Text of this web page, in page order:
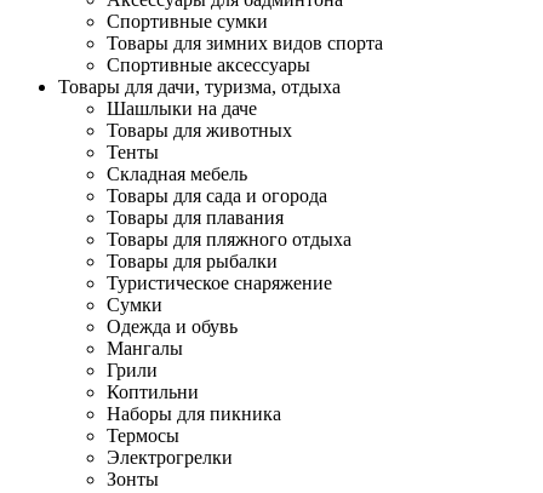
Спортивные сумки
Товары для зимних видов спорта
Спортивные аксессуары
Товары для дачи, туризма, отдыха
Шашлыки на даче
Товары для животных
Тенты
Складная мебель
Товары для сада и огорода
Товары для плавания
Товары для пляжного отдыха
Товары для рыбалки
Туристическое снаряжение
Сумки
Одежда и обувь
Мангалы
Грили
Коптильни
Наборы для пикника
Термосы
Электрогрелки
Зонты